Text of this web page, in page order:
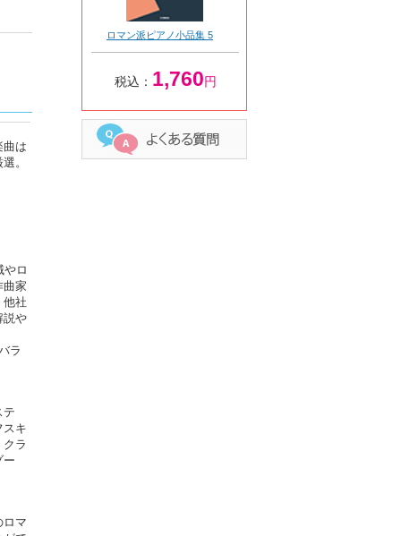
曲は
。
やロ
曲家
他社
説や
ラ
テ
スキ
ラ
ー
ロマ
ロマン派ピアノ小品集 5
税込： 1,760円